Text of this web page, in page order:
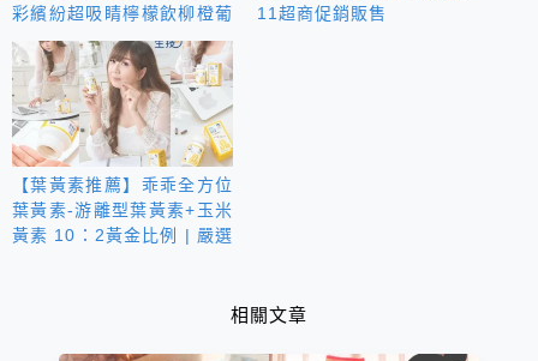
彩繽紛超吸睛檸檬飲柳橙葡
萄柚飲
11超商促銷販售
【葉黃素推薦】乖乖全方位
葉黃素-游離型葉黃素+玉米
黃素 10：2黃金比例 | 嚴選
相關文章